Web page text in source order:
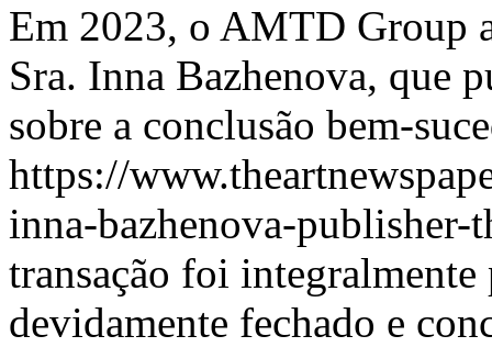
Em 2023, o AMTD Group
Sra. Inna Bazhenova, que
sobre a conclusão bem-
https://
inna-bazhenova-publisher-
transação foi
devidamente fechado e